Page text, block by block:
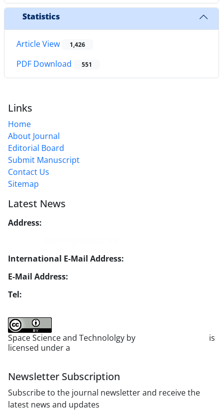
Statistics
Article View 1,426
PDF Download 551
Links
Home
About Journal
Editorial Board
Submit Manuscript
Contact Us
Sitemap
Latest News
Address:
International E-Mail Address:
E-Mail Address:
Tel:
Space Science and Technololgy by
is
licensed under a
Newsletter Subscription
Subscribe to the journal newsletter and receive the
latest news and updates